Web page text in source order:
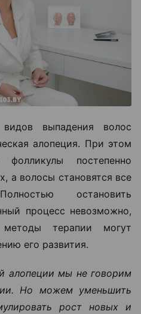
выпадения волос
алопеция. При этом
фолликулы постепенно
а волосы становятся все
остановить
процесс невозможно,
терапии могут
его развития.
алопеции мы не говорим
Но можем уменьшить
рост новых и